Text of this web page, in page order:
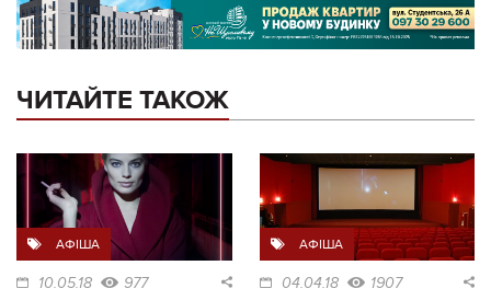
ЧИТАЙТЕ ТАКОЖ
АФІША
10.05.18 977
АФІША
04.04.18 1907